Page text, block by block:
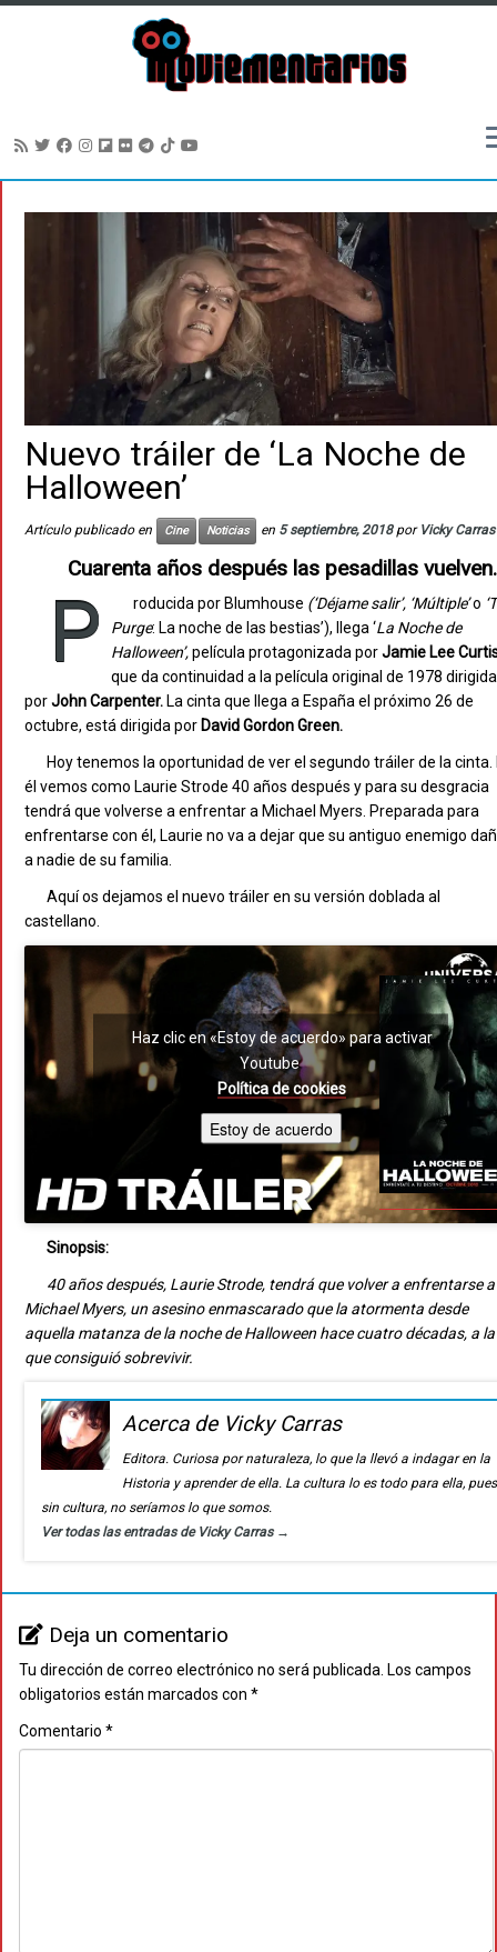
Nuevo tráiler de ‘La Noche de
Halloween’
Artículo publicado en Cine Noticias en 5 septiembre, 2018 por Vicky Carras
Cuarenta años después las pesadillas vuelven.
P roducida por Blumhouse (‘Déjame salir’, ‘Múltiple’o
Purge: La noche de las bestias’), llega ‘La Noche de
Halloween’,película protagonizada porJamie Lee
que da continuidad a la película original de 1978 dirigida
porJohn Carpenter. La cinta que llega a España el próximo 26 de
octubre, está dirigida por David Gordon Green.
Hoy tenemos la oportunidad de ver el segundo tráiler de la cinta.
él vemos como Laurie Strode 40 años después y para su desgracia
tendrá que volverse a enfrentar a Michael Myers. Preparada para
enfrentarse con él, Laurie no va a dejar que su antiguo enemigo
a nadie de su familia.
Aquí os dejamos el nuevo tráiler en su versión doblada al
castellano.
Haz clic en «Estoy de acuerdo» para activar
Youtube
Política de cookies
Estoy de acuerdo
Sinopsis:
40 años después, Laurie Strode, tendrá que volver a enfrentarse a
Michael Myers, un asesino enmascarado que la atormenta desde
aquella matanza de la noche de Halloween hace cuatro décadas, a la
que consiguió sobrevivir.
Acerca de Vicky Carras
Editora. Curiosa por naturaleza, lo que la llevó a indagar en la
Historia y aprender de ella. La cultura lo es todo para ella, pues
sin cultura, no seríamos lo que somos.
Ver todas las entradas de Vicky Carras →
Deja un comentario
Tu dirección de correo electrónico no será publicada. Los campos
obligatorios están marcados con *
Comentario *